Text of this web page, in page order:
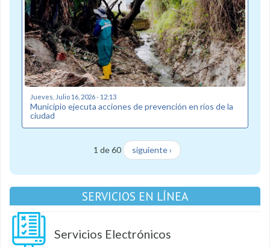
Jueves, Julio 16, 2026 - 12:13
Municipio ejecuta acciones de prevención en ríos de la
ciudad
1 de 60 siguiente ›
SERVICIOS EN LÍNEA
Servicios Electrónicos